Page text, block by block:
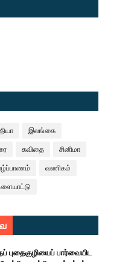
இலங்கை
கவிதை சினிமா
வணிகம்
புதைகுழியைப் பார்வையிட